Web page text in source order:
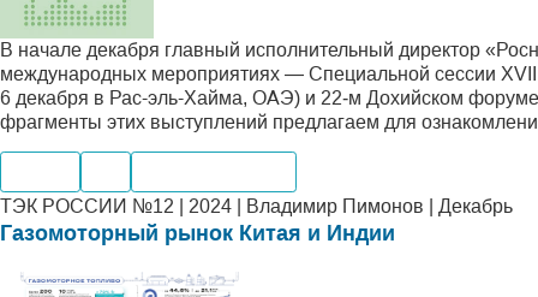
В начале декабря главный исполнительный директор
международных мероприятиях — Специальной сессии
6 декабря в Рас-эль-Хайма, ОАЭ) и 22‑м Дохийском
фрагменты этих выступлений предлагаем для
ТЭК РОССИИ №12 | 2024 | Владимир Пимонов | Декабрь
Газомоторный рынок Китая и Индии